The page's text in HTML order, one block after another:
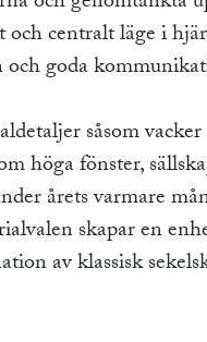
centralt läge i
goda
såsom
höga fönster,
årets varmare
skapar en
av klassisk